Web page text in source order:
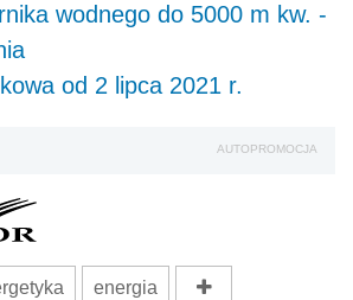
wodnego do 5000 m kw. -
od 2 lipca 2021 r.
AUTOPROMOCJA
energia